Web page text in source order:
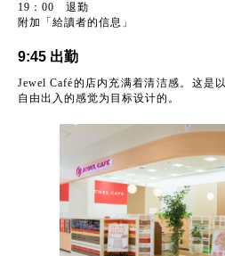
19：00 退勤
附加「給讀者的信息」
9:45 出勤
Jewel Café的店内充满着清洁感。这是
自由出入的感觉为目标设计的。